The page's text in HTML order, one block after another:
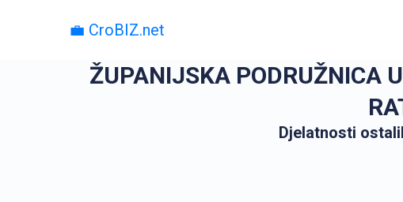
💼 CroBIZ.net
ŽUPANIJSKA PODRUŽNICA
Djelatnosti